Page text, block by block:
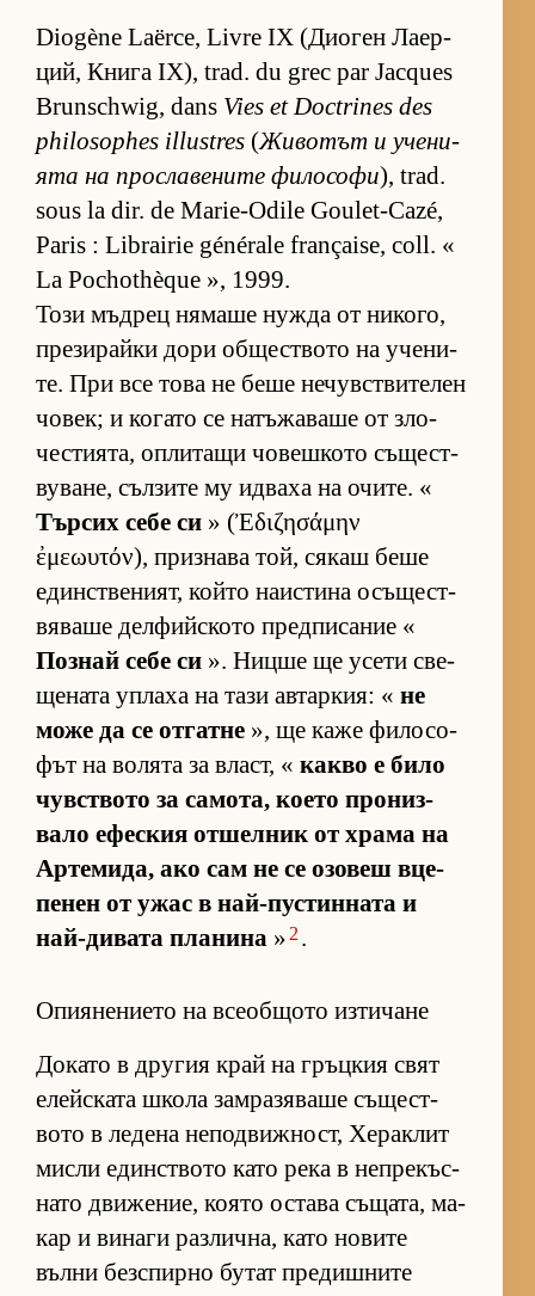
Diogène Laërce, Livre IX (Ди­о­ген Ла­ер­
ций, Книга IX), trad. du grec par Jacques
Brunschwig, dans Vies et Doctrines des
philosophes illustres (Жи­во­тът и уче­ни­
ята на прос­ла­ве­ните фи­ло­софи), trad.
sous la dir. de Marie-Odile Goulet-Cazé,
Paris : Librairie générale française, coll. «
La Pochothèque », 1999.
Този мъд­рец ня­маше нужда от ни­ко­го,
пре­зи­райки дори об­щес­т­вото на уче­ни­
те. При все това не беше не­чув­с­т­ви­те­лен
чо­век; и ко­гато се на­тъ­жа­ваше от зло­
чес­ти­я­та, оп­ли­тащи чо­веш­кото съ­щес­т­
ву­ва­не, съл­зите му ид­ваха на очи­те. «
Тър­сих себе си » (Ἐδιζησάμην
ἐμεωυτόν), приз­нава той, ся­каш беше
един­с­т­ве­ни­ят, който на­ис­тина осъ­щес­т­
вя­ваше дел­фийс­кото пред­пи­са­ние «
Поз­най себе си ». Ницше ще усети све­
ще­ната уп­лаха на тази ав­тар­кия: « не
може да се от­гатне », ще каже фи­ло­со­
фът на во­лята за власт, « какво е било
чув­с­т­вото за са­мо­та, ко­ето про­низ­
вало ефес­кия от­шел­ник от храма на
Ар­те­ми­да, ако сам не се озо­веш вце­
пе­нен от ужас в най-пус­тин­ната и
най-ди­вата пла­нина » 2 .
Опиянението на всеобщото изтичане
До­като в дру­гия край на гръц­кия свят
елейс­ката школа зам­ра­зя­ваше съ­щес­т­
вото в ле­дена не­под­виж­ност, Хе­рак­лит
мисли един­с­т­вото като река в неп­ре­къс­
нато дви­же­ние, ко­ято ос­тава съ­ща­та, ма­
кар и ви­наги раз­лич­на, като но­вите
вълни без­спирно бу­тат пре­диш­ните